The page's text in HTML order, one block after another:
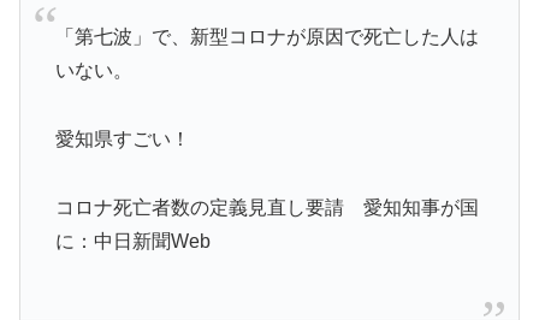
「第七波」で、新型コロナが原因で死亡した人は
いない。
愛知県すごい！
コロナ死亡者数の定義見直し要請 愛知知事が国
に：中日新聞Web